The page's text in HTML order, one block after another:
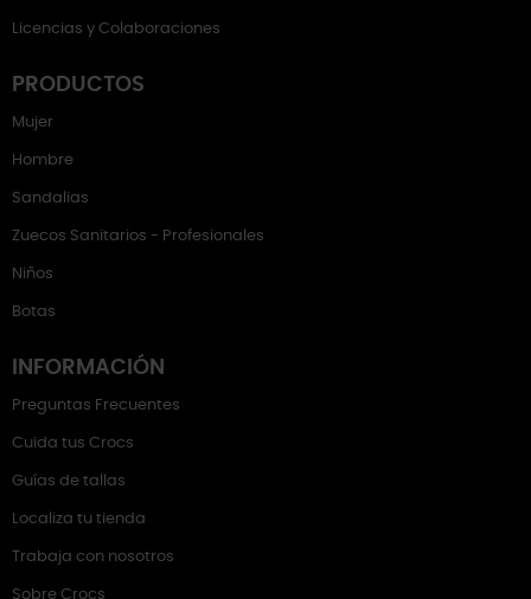
Licencias y Colaboraciones
PRODUCTOS
Mujer
Hombre
Sandalias
Zuecos Sanitarios - Profesionales
Niños
Botas
INFORMACIÓN
Preguntas Frecuentes
Cuida tus Crocs
Guías de tallas
Localiza tu tienda
Trabaja con nosotros
Sobre Crocs